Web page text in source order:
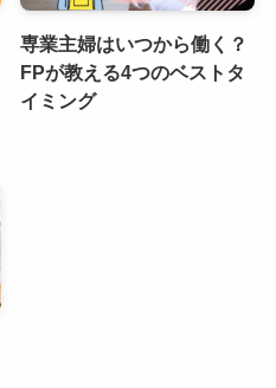
専業主婦はいつから働く？
FPが教える4つのベストタ
イミング